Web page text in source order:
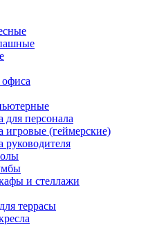
для персонала
игровые (геймерские)
руководителя
и стеллажи
террасы